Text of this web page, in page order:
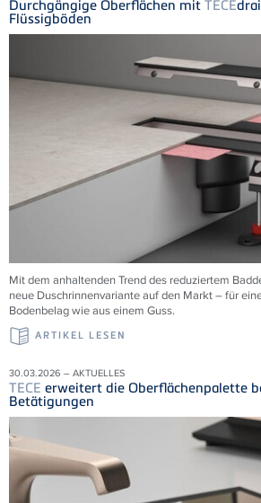
Durchgängige Oberflächen mit TECE
Flüssigböden
Mit dem anhaltenden Trend des reduziertem
neue Duschrinnenvariante auf den Markt – für
Bodenbelag wie aus einem Guss.
ARTIKEL LESEN
30.03.2026 – AKTUELLES
TECE erweitert die Oberflächenpalette
Betätigungen